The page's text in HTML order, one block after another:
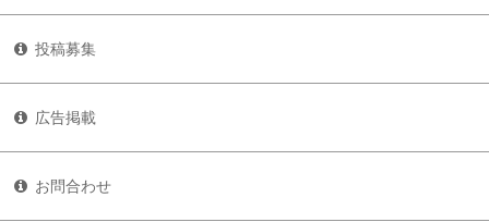
投稿募集
広告掲載
お問合わせ